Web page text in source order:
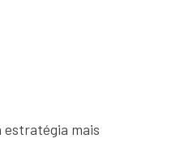
estratégia mais